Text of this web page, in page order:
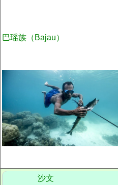
巴瑶族 （Bajau）
沙文